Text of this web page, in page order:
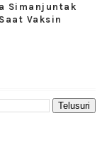
Simanjuntak
Vaksin